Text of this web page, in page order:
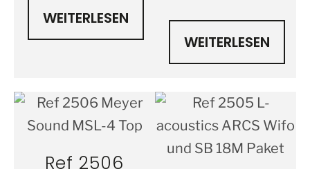
WEITERLESEN
WEITERLESEN
Ref 2506